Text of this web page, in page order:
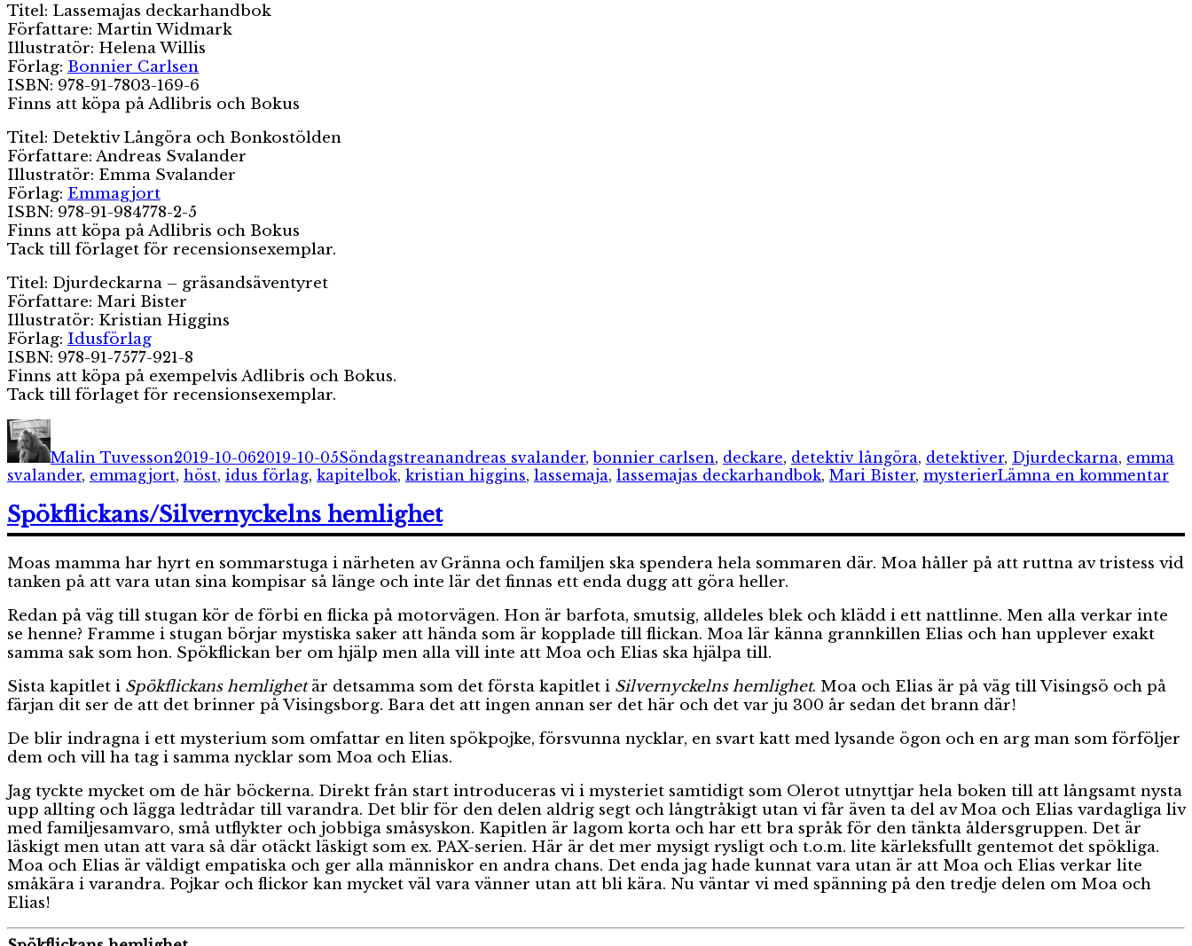
Titel: Lassemajas deckarhandbok
Författare: Martin Widmark
Illustratör: Helena Willis
Förlag: Bonnier Carlsen
ISBN: 978-91-7803-169-6
Finns att köpa på Adlibris och Bokus
Titel: Detektiv Långöra och Bonkostölden
Författare: Andreas Svalander
Illustratör: Emma Svalander
Förlag: Emmagjort
ISBN: 978-91-984778-2-5
Finns att köpa på Adlibris och Bokus
Tack till förlaget för recensionsexemplar.
Titel: Djurdeckarna – gräsandsäventyret
Författare: Mari Bister
Illustratör: Kristian Higgins
Förlag: Idusförlag
ISBN: 978-91-7577-921-8
Finns att köpa på exempelvis Adlibris och Bokus.
Tack till förlaget för recensionsexemplar.
Författare
Malin Tuvesson2019-10-062019-10-05Söndagstreanandreas svalander,bonnier carlsen, deckare, detektiv långöra, detektiver, Djurdeckarna, emma
svalander, emmagjort, höst, idus förlag, kapitelbok, kristian higgins, lassemaja, lassemajas deckarhandbok, Mari Bister, mysterierLämna en kommentartill
Spökflickans/Silvernyckelns hemlighet
Moas mamma har hyrt en sommarstuga i närheten av Gränna och familjen ska spendera hela sommaren där. Moa håller på att ruttna av tristess vid
tanken på att vara utan sina kompisar så länge och inte lär det finnas ett enda dugg att göra heller.
Redan på väg till stugan kör de förbi en flicka på motorvägen. Hon är barfota, smutsig, alldeles blek och klädd i ett nattlinne. Men alla verkar inte
se henne? Framme i stugan börjar mystiska saker att hända som är kopplade till flickan. Moa lär känna grannkillen Elias och han upplever exakt
samma sak som hon. Spökflickan ber om hjälp men alla vill inte att Moa och Elias ska hjälpa till.
Sista kapitlet i Spökflickans hemlighetär detsamma som det första kapitlet i Silvernyckelns hemlighet. Moa och Elias är på väg till Visingsö och på
färjan dit ser de att det brinner på Visingsborg. Bara det att ingen annan ser det här och det var ju 300 år sedan det brann där!
De blir indragna i ett mysterium som omfattar en liten spökpojke, försvunna nycklar, en svart katt med lysande ögon och en arg man som förföljer
dem och vill ha tag i samma nycklar som Moa och Elias.
Jag tyckte mycket om de här böckerna. Direkt från start introduceras vi i mysteriet samtidigt som Olerot utnyttjar hela boken till att långsamt nysta
upp allting och lägga ledtrådar till varandra. Det blir för den delen aldrig segt och långtråkigt utan vi får även ta del av Moa och Elias vardagliga liv
med familjesamvaro, små utflykter och jobbiga småsyskon. Kapitlen är lagom korta och har ett bra språk för den tänkta åldersgruppen. Det är
läskigt men utan att vara så där otäckt läskigt som ex. PAX-serien. Här är det mer mysigt rysligt och t.o.m. lite kärleksfullt gentemot det spökliga.
Moa och Elias är väldigt empatiska och ger alla människor en andra chans. Det enda jag hade kunnat vara utan är att Moa och Elias verkar lite
småkära i varandra. Pojkar och flickor kan mycket väl vara vänner utan att bli kära. Nu väntar vi med spänning på den tredje delen om Moa och
Elias!